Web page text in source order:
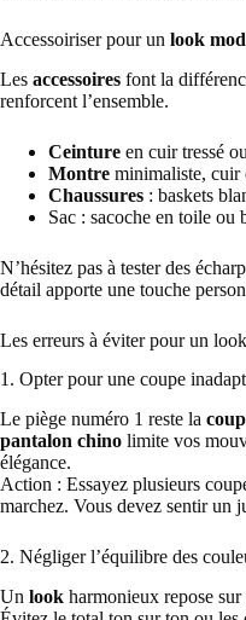
Accessoiriser pour un look
Les accessoires font la
renforcent l’ensemble.
Ceinture en cuir tressé
Montre minimaliste, cuir
Chaussures : baskets
Sac : sacoche en toile ou
N’hésitez pas à tester des
détail apporte une touche
Les erreurs à éviter pour un
1. Opter pour une coupe
Le piège numéro 1 reste la
pantalon chino limite vos
élégance.
Action : Essayez plusieurs
marchez. Vous devez sentir un
2. Négliger l’équilibre des
Un look harmonieux repose